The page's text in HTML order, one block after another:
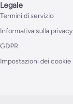
Legale
Termini di servizio
Informativa sulla privacy
GDPR
Impostazioni dei cookie